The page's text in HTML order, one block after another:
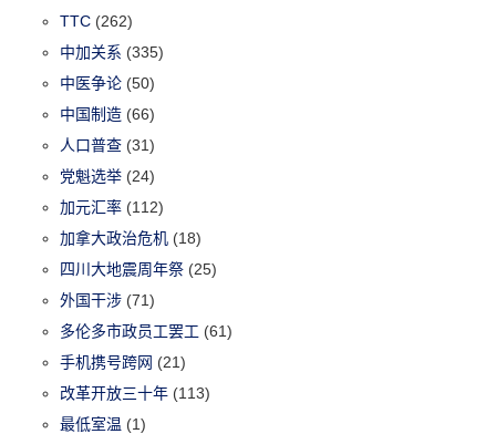
TTC (262)
中加关系 (335)
中医争论 (50)
中国制造 (66)
人口普查 (31)
党魁选举 (24)
加元汇率 (112)
加拿大政治危机 (18)
四川大地震周年祭 (25)
外国干涉 (71)
多伦多市政员工罢工 (61)
手机携号跨网 (21)
改革开放三十年 (113)
最低室温 (1)